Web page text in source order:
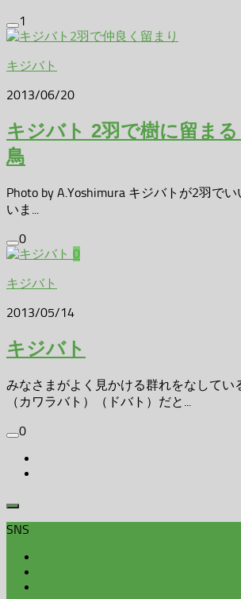
1
キジバト
2013/06/20
キジバト 2羽で樹に留ま
鳥
Photo by A.Yoshimura キジバトが2羽で
いま...
0
0
キジバト
2013/05/14
キジバト
みなさまがよく見かける群れをなしてい
（カワラバト）（ドバト）だと...
0
SNS